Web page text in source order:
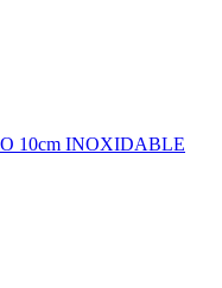
10cm INOXIDABLE